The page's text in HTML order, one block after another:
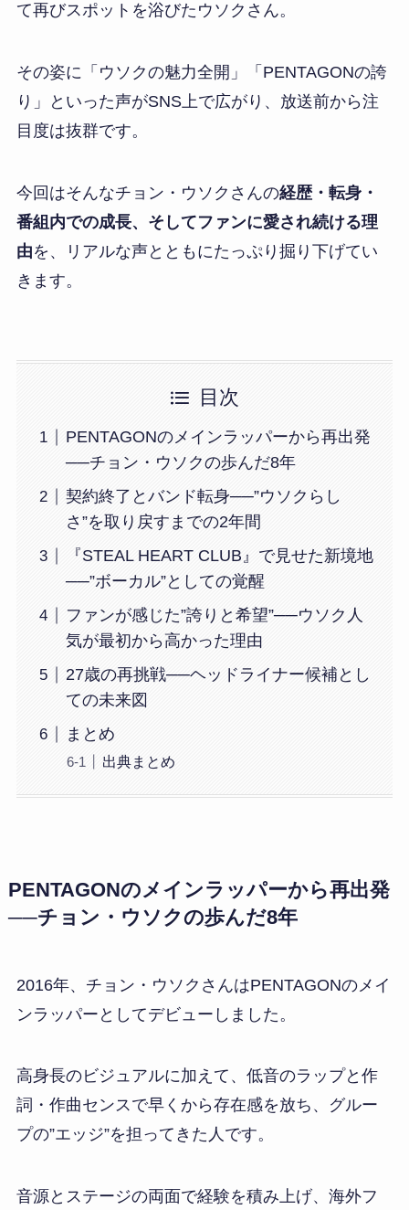
て再びスポットを浴びたウソクさん。
その姿に「ウソクの魅力全開」「PENTAGONの誇
り」といった声がSNS上で広がり、放送前から注
目度は抜群です。
今回はそんなチョン・ウソクさんの経歴・転身・
番組内での成長、そしてファンに愛され続ける理
由を、リアルな声とともにたっぷり掘り下げてい
きます。
目次
PENTAGONのメインラッパーから再出発
──チョン・ウソクの歩んだ8年
契約終了とバンド転身──”ウソクらし
さ”を取り戻すまでの2年間
『STEAL HEART CLUB』で見せた新境地
──”ボーカル”としての覚醒
ファンが感じた”誇りと希望”──ウソク人
気が最初から高かった理由
27歳の再挑戦──ヘッドライナー候補とし
ての未来図
まとめ
出典まとめ
PENTAGONのメインラッパーから再出発
──チョン・ウソクの歩んだ8年
2016年、チョン・ウソクさんはPENTAGONのメイ
ンラッパーとしてデビューしました。
高身長のビジュアルに加えて、低音のラップと作
詞・作曲センスで早くから存在感を放ち、グルー
プの”エッジ”を担ってきた人です。
音源とステージの両面で経験を積み上げ、海外フ